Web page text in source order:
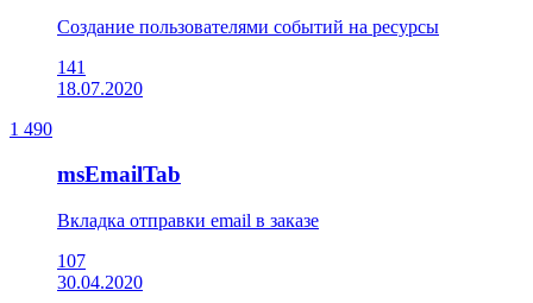
Создание пользователями событий на ресурсы
141
18.07.2020
1 490
msEmailTab
Вкладка отправки email в заказе
107
30.04.2020